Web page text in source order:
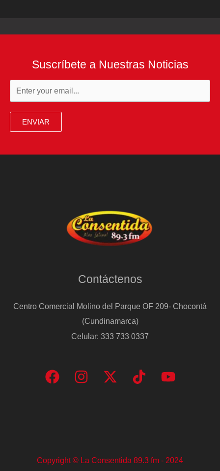
Suscríbete a Nuestras Noticias
ENVIAR
Contáctenos
Centro Comercial Molino del Parque OF 209- Chocontá
(Cundinamarca)
Celular: 333 733 0337
Copyright © La Consentida 89.3 fm - 2024